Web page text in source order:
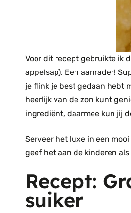
Voor dit recept gebruikte ik
appelsap). Een aanrader!
je flink je best gedaan hebt
heerlijk van de zon kunt
ingrediënt, daarmee kun jij
Serveer het luxe in een
geef het aan de kinderen
Recept:
suiker